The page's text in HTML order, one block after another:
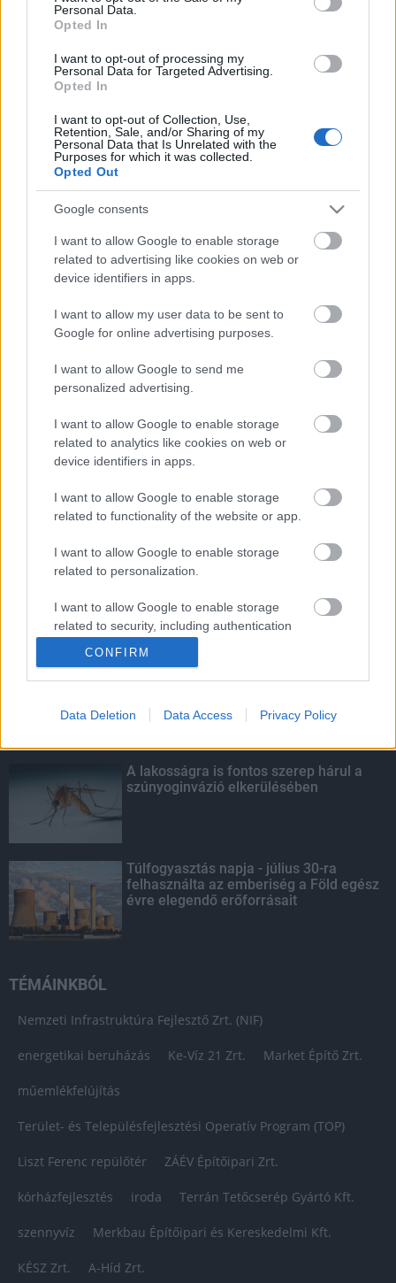
Personal Data.
Opted In
I want to opt-out of processing my
Personal Data for Targeted Advertising.
Opted In
I want to opt-out of Collection, Use,
Retention, Sale, and/or Sharing of my
Personal Data that Is Unrelated with the
Purposes for which it was collected.
Opted Out
Google consents
I want to allow Google to enable storage
related to advertising like cookies on web or
device identifiers in apps.
I want to allow my user data to be sent to
Google for online advertising purposes.
I want to allow Google to send me
personalized advertising.
I want to allow Google to enable storage
related to analytics like cookies on web or
device identifiers in apps.
I want to allow Google to enable storage
related to functionality of the website or app.
I want to allow Google to enable storage
related to personalization.
I want to allow Google to enable storage
related to security, including authentication
CONFIRM
Data Deletion Data Access Privacy Policy
villamosenergia-rendszert a STRABAG
HIRDETÉS
Látlelet a hazai víziközművekről?
Egyetlen, fél évszázados vezetéken
múlt Bicske vízellátása
Egyhetes országos ellenőrzést tart a
rendőrség a utakon
Amire többmillióan vártunk: szombattól
másodfokúra csökken a riasztás
KIEMELT
Kecskeméten is szakirányú
Egyetem
A lakosságra is fontos szerep hárul a
szúnyoginvázió elkerülésében
Túlfogyasztás napja - július 30-ra
felhasználta az emberiség a Föld egész
évre elegendő erőforrásait
TÉMÁINKBÓL
Nemzeti Infrastruktúra Fejlesztő Zrt. (NIF)
energetikai beruházás Ke-Víz 21 Zrt. Market Építő Zrt.
műemlékfelújítás
Terület- és Településfejlesztési Operatív Program (TOP)
Liszt Ferenc repülőtér ZÁÉV Építőipari Zrt.
kórházfejlesztés iroda Terrán Tetőcserép Gyártó Kft.
szennyvíz Merkbau Építőipari és Kereskedelmi Kft.
KÉSZ Zrt. A-Híd Zrt.